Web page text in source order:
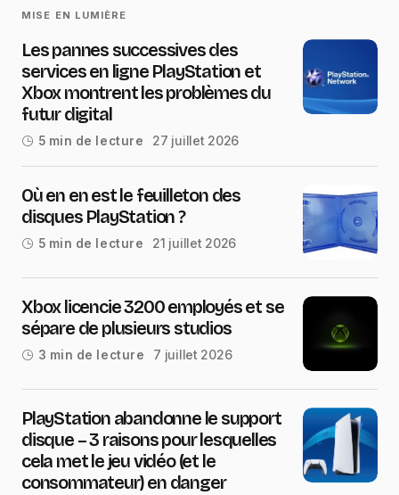
MISE EN LUMIÈRE
Les pannes successives des
services en ligne PlayStation et
Xbox montrent les problèmes du
futur digital
5 min de lecture 27 juillet 2026
Où en en est le feuilleton des
disques PlayStation ?
5 min de lecture 21 juillet 2026
Xbox licencie 3200 employés et se
sépare de plusieurs studios
3 min de lecture 7 juillet 2026
PlayStation abandonne le support
disque – 3 raisons pour lesquelles
cela met le jeu vidéo (et le
consommateur) en danger